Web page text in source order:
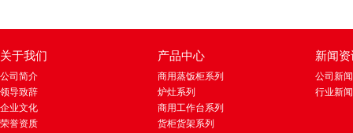
关于我们 产品中心 新闻资
公司简介
领导致辞
企业文化
荣誉资质
商用蒸饭柜系列
炉灶系列
商用工作台系列
货柜货架系列
公司新闻
行业新闻